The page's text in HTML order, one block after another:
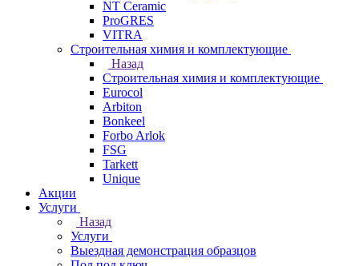
NT Ceramic
ProGRES
VITRA
Строительная химия и комплектующие
Назад
Строительная химия и комплектующие
Eurocol
Arbiton
Bonkeel
Forbo Arlok
FSG
Tarkett
Unique
Акции
Услуги
Назад
Услуги
Выездная демонстрация образцов